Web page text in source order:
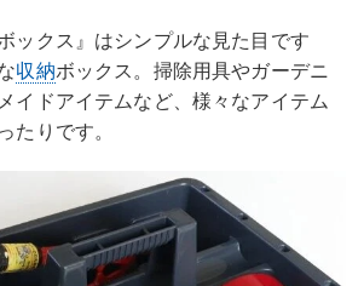
ックス』はシンプルな見た目です
収納ボックス。掃除用具やガーデニ
イドアイテムなど、様々なアイテム
たりです。